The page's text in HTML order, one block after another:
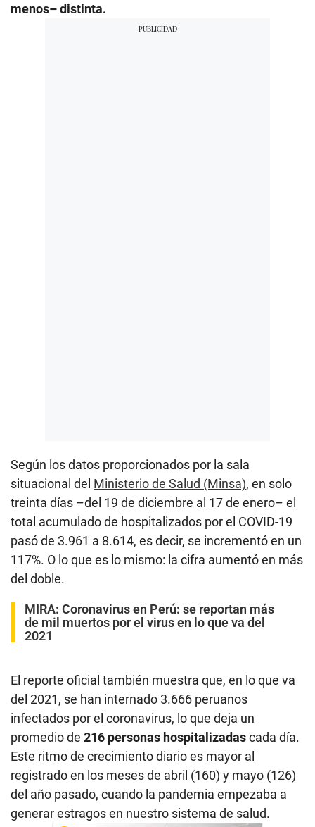
menos– distinta.
Según los datos proporcionados por la sala
situacional del Ministerio de Salud (Minsa), en solo
treinta días –del 19 de diciembre al 17 de enero– el
total acumulado de hospitalizados por el COVID-19
pasó de 3.961 a 8.614, es decir, se incrementó en un
117%. O lo que es lo mismo: la cifra aumentó en más
del doble.
MIRA: Coronavirus en Perú: se reportan más
de mil muertos por el virus en lo que va del
2021
El reporte oficial también muestra que, en lo que va
del 2021, se han internado 3.666 peruanos
infectados por el coronavirus, lo que deja un
promedio de 216 personas hospitalizadascada día.
Este ritmo de crecimiento diario es mayor al
registrado en los meses de abril (160) y mayo (126)
del año pasado, cuando la pandemia empezaba a
generar estragos en nuestro sistema de salud.